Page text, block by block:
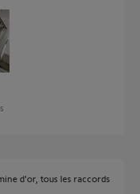
d'or, tous les raccords